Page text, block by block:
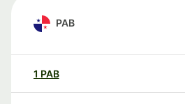
PAB
1 PAB